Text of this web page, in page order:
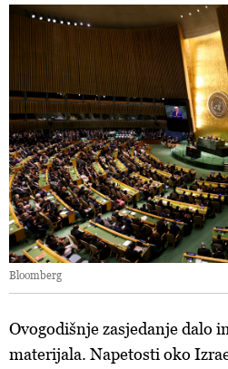
Bloomberg
Ovogodišnje zasjedanje dalo
materijala. Napetosti oko